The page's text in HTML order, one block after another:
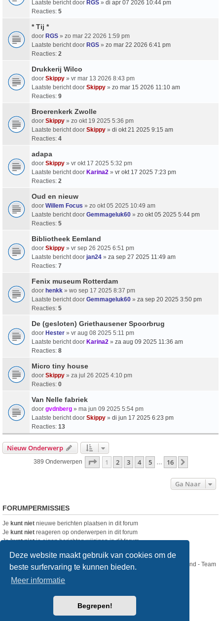
Deze website maakt gebruik van cookies om de
beste surfervaring te kunnen bieden.
Meer informatie
Begrepen!
Laatste bericht door RGS » di apr 07 2026 10:44 pm
Reacties: 5
* Tij *
door RGS » zo mar 22 2026 1:59 pm
Laatste bericht door RGS » zo mar 22 2026 6:41 pm
Reacties: 2
Drukkerij Wilco
door Skippy » vr mar 13 2026 8:43 pm
Laatste bericht door Skippy » zo mar 15 2026 11:10 am
Reacties: 9
Broerenkerk Zwolle
door Skippy » zo okt 19 2025 5:36 pm
Laatste bericht door Skippy » di okt 21 2025 9:15 am
Reacties: 4
adapa
door Skippy » vr okt 17 2025 5:32 pm
Laatste bericht door Karina2 » vr okt 17 2025 7:23 pm
Reacties: 2
Oud en nieuw
door Willem Focus » zo okt 05 2025 10:49 am
Laatste bericht door Gemmageluk60 » zo okt 05 2025 5:44 pm
Reacties: 5
Bibliotheek Eemland
door Skippy » vr sep 26 2025 6:51 pm
Laatste bericht door jan24 » za sep 27 2025 11:49 am
Reacties: 7
Fenix museum Rotterdam
door henkk » wo sep 17 2025 8:37 pm
Laatste bericht door Gemmageluk60 » za sep 20 2025 3:50 pm
Reacties: 5
De (gesloten) Griethausener Spoorbrug
door Hester » vr aug 08 2025 5:11 pm
Laatste bericht door Karina2 » za aug 09 2025 11:36 am
Reacties: 8
Micro tiny house
door Skippy » za jul 26 2025 4:10 pm
Reacties: 0
Van Nelle fabriek
door gvdnberg » ma jun 09 2025 5:54 pm
Laatste bericht door Skippy » di jun 17 2025 6:23 pm
Reacties: 13
Nieuw Onderwerp
389 Onderwerpen Pagina Van16
1 2 3 4 5 16
Ga Naar
FORUMPERMISSIES
Je kunt niet nieuwe berichten plaatsen in dit forum
Je kunt niet reageren op onderwerpen in dit forum
Jekunt nietje eigen berichten wijzigen in dit forum
Nikon Club Nederland - Team
Forum
Copyright © Nikon Club Nederland 2023
® Forum Software © phpBB Limited
created by INVENTEA & v12mike